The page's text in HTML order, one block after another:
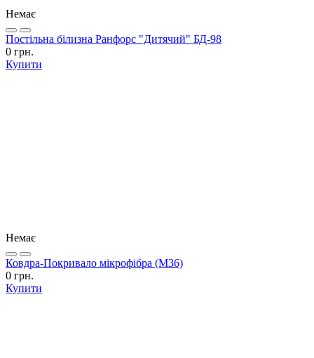
Немає
Постільна білизна Ранфорс "Дитячий" БД-98
0 грн.
Купити
Немає
Ковдра-Покривало мікрофібра (М36)
0 грн.
Купити